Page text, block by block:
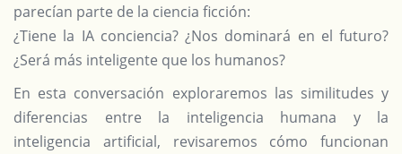
parecían parte de la ciencia ficción:
¿Tiene la IA conciencia? ¿Nos dominará en el futuro?
¿Será más inteligente que los humanos?
En esta conversación exploraremos las similitudes y
diferencias entre la inteligencia humana y la
inteligencia artificial, revisaremos cómo funcionan